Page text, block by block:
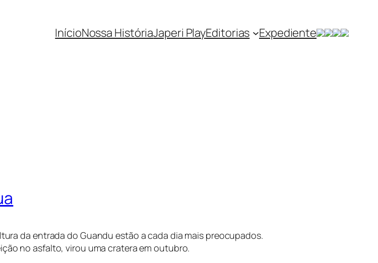
InícioNossa HistóriaJaperi PlayEditorias Expediente
da entrada do Guandu estão a cada dia mais preocupados.
no asfalto, virou uma cratera em outubro.